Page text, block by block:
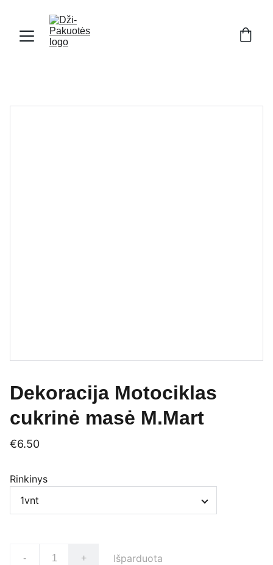
Dekoracija Motociklas
cukrinė masė M.Mart
€6.50
Rinkinys
- + Išparduota